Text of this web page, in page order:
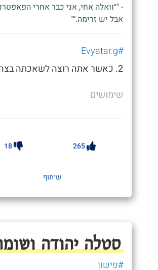
- "״וואלה אחי, אני כבר אחרי
אבל יש זרימה.״"
#Evyatar.g
2. כאשר אתה רוצה לשאכתה בצהריים
שימושים
265
18
שיתוף
סטלה יהודה
#פישון